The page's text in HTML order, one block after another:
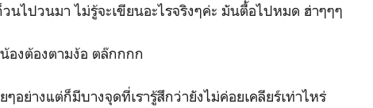
นไปวนมา ไม่รู้จะเขียนอะไรจริงๆค่ะ มันตื้อไปหมด ฮ่าๆๆๆ
องต้องตามง้อ ตล๊กกกก
อย่างแต่ก็มีบางจุดที่เรารู้สึกว่ายังไม่ค่อยเคลียร์เท่าไหร่